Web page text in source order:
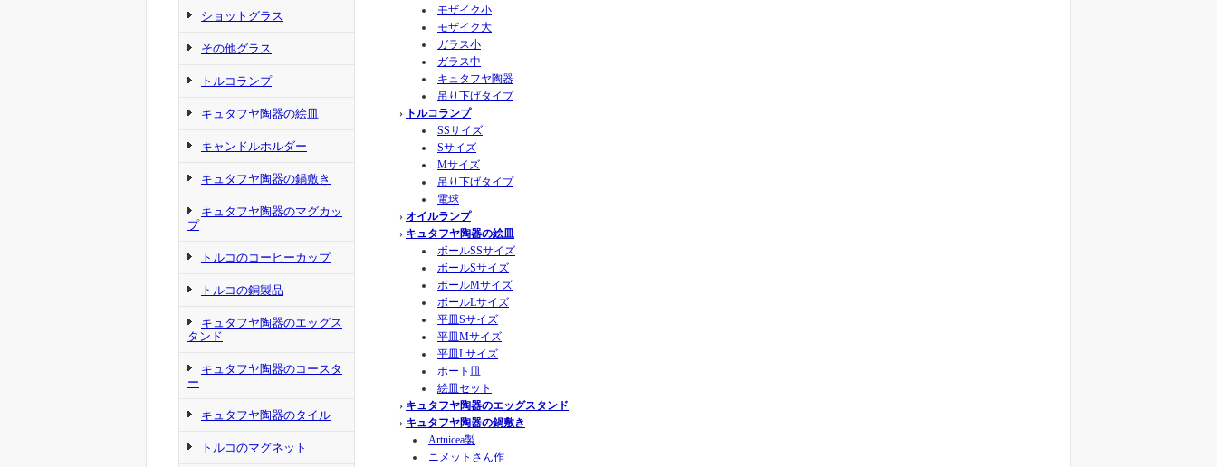
ショットグラス
その他グラス
トルコランプ
キュタフヤ陶器の絵皿
キャンドルホルダー
キュタフヤ陶器の鍋敷き
キュタフヤ陶器のマグカッ
プ
トルコのコーヒーカップ
トルコの銅製品
キュタフヤ陶器のエッグス
タンド
キュタフヤ陶器のコースタ
ー
キュタフヤ陶器のタイル
トルコのマグネット
モザイク小
モザイク大
ガラス小
ガラス中
キュタフヤ陶器
吊り下げタイプ
› トルコランプ
SSサイズ
Sサイズ
Mサイズ
吊り下げタイプ
電球
› オイルランプ
› キュタフヤ陶器の絵皿
ボールSSサイズ
ボールSサイズ
ボールMサイズ
ボールLサイズ
平皿Sサイズ
平皿Mサイズ
平皿Lサイズ
ボート皿
絵皿セット
› キュタフヤ陶器のエッグスタンド
› キュタフヤ陶器の鍋敷き
Artnicea製
ニメットさん作